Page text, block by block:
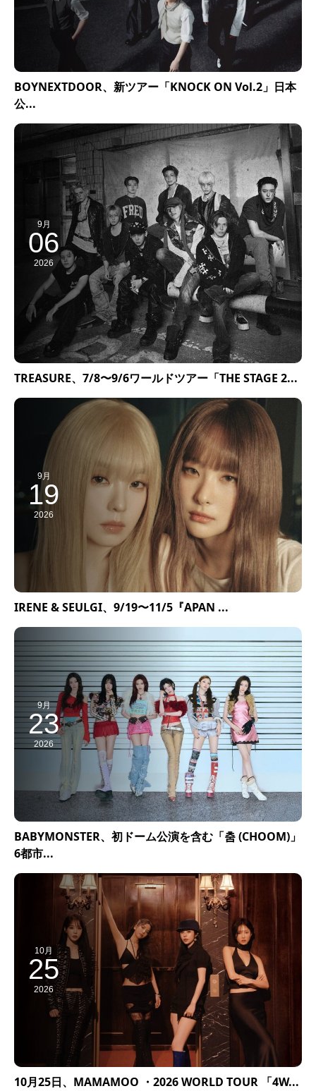
BOYNEXTDOOR、新ツアー「KNOCK ON Vol.2」日本
公...
9月
06
2026
TREASURE、7/8〜9/6ワールドツアー「THE STAGE 2...
9月
19
2026
IRENE & SEULGI、9/19〜11/5『APAN ...
9月
23
2026
BABYMONSTER、初ドーム公演を含む「춤 (CHOOM)」
6都市...
10月
25
2026
10月25日、MAMAMOO ・2026 WORLD TOUR 「4W...